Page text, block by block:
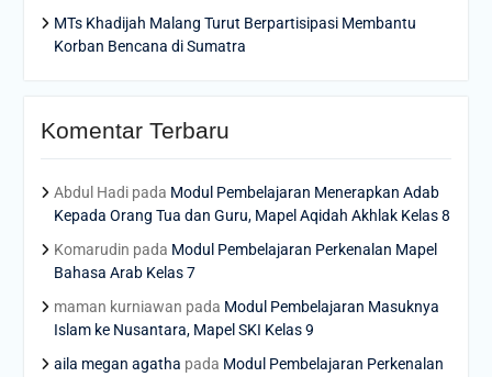
MTs Khadijah Malang Turut Berpartisipasi Membantu
Korban Bencana di Sumatra
Komentar Terbaru
Abdul Hadipada Modul Pembelajaran Menerapkan Adab
Kepada Orang Tua dan Guru, Mapel Aqidah Akhlak Kelas 8
Komarudin pada Modul Pembelajaran Perkenalan Mapel
Bahasa Arab Kelas 7
maman kurniawan pada Modul Pembelajaran Masuknya
Islam ke Nusantara, Mapel SKI Kelas 9
aila megan agatha pada Modul Pembelajaran Perkenalan